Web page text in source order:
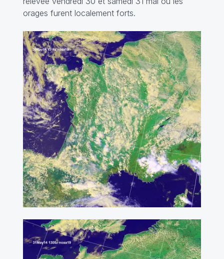
orages furent localement forts.